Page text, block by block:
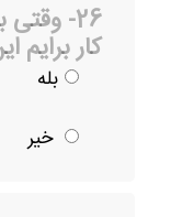
26-
کار
بله
خیر